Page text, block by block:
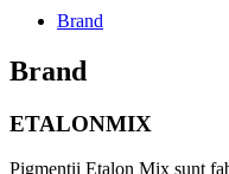
quantity
Brand
Brand
ETALONMIX
Pigmenții Etalon Mix sunt